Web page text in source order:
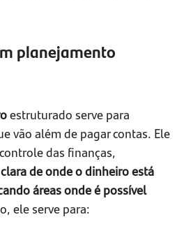
planejamento
estruturado serve para
vão além de pagar contas. Ele
das finanças,
de onde o dinheiro está
áreas onde é possível
ele serve para: